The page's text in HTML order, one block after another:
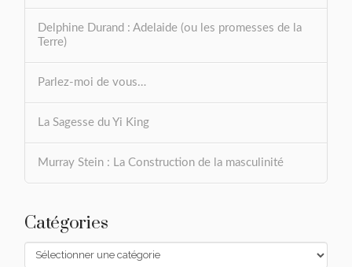
Delphine Durand : Adelaide (ou les promesses de la
Terre)
Parlez-moi de vous…
La Sagesse du Yi King
Murray Stein : La Construction de la masculinité
Catégories
Catégories